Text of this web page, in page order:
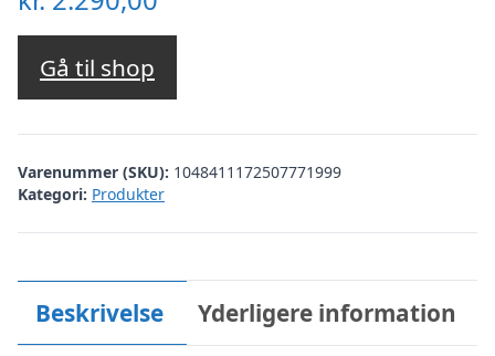
Gå til shop
Varenummer (SKU): 1048411172507771999
Kategori: Produkter
Beskrivelse Yderligere information